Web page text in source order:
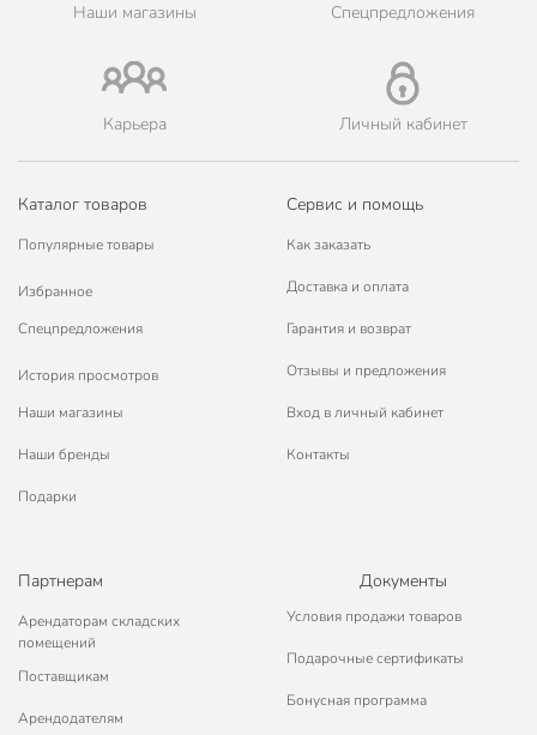
Наши магазины Спецпредложения
Карьера Личный кабинет
Каталог товаров
Популярные товары
Избранное
Спецпредложения
История просмотров
Наши магазины
Наши бренды
Подарки
Сервис и помощь
Как заказать
Доставка и оплата
Гарантия и возврат
Отзывы и предложения
Вход в личный кабинет
Контакты
Партнерам
Арендаторам складских
помещений
Поставщикам
Арендодателям
Документы
Условия продажи товаров
Подарочные сертификаты
Бонусная программа